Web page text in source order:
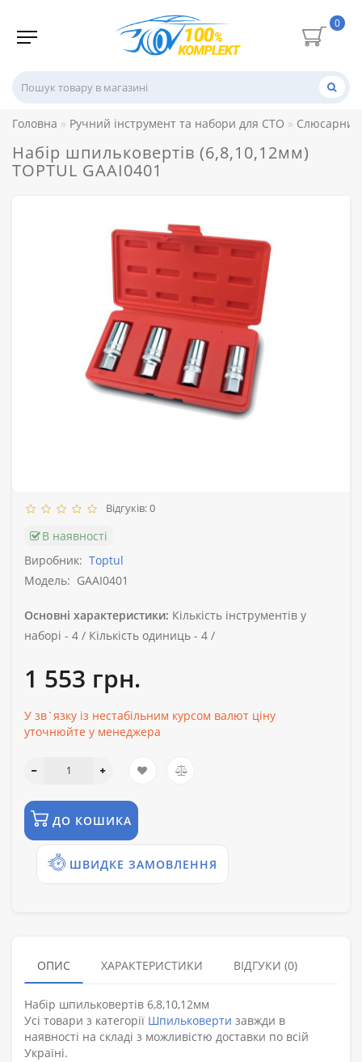
0
Головна Ручний інструмент та набори для СТО Слюсарний
Набір шпильковертів (6,8,10,12мм)
TOPTUL GAAI0401
Відгуків: 0
В наявності
Виробник: Toptul
Модель: GAAI0401
Основні характеристики: Кількість інструментів у
наборі - 4 / Кількість одиниць - 4 /
1 553 грн.
У зв`язку із нестабільним курсом валют ціну
уточнюйте у менеджера
ДО КОШИКА
ШВИДКЕ ЗАМОВЛЕННЯ
ОПИС ХАРАКТЕРИСТИКИ ВІДГУКИ (0)
Набір шпильковертів 6,8,10,12мм
Усі товари з категорії Шпильковерти завжди в
наявності на складі з можливістю доставки по всій
Україні.